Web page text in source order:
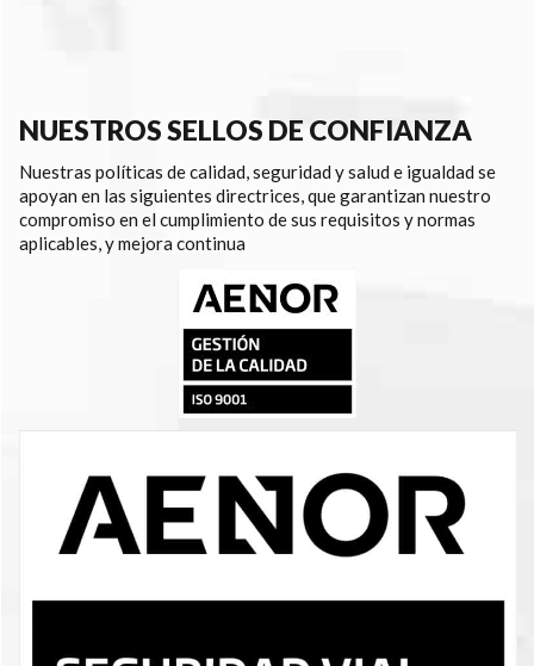
NUESTROS SELLOS DE CONFIANZA
Nuestras políticas de calidad, seguridad y salud e igualdad se
apoyan en las siguientes directrices, que garantizan nuestro
compromiso en el cumplimiento de sus requisitos y normas
aplicables, y mejora continua